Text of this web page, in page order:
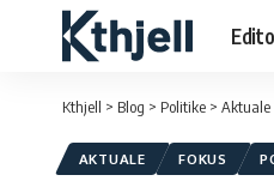
Kthjell > Blog > Politike > Aktuale
AKTUALE FOKUS